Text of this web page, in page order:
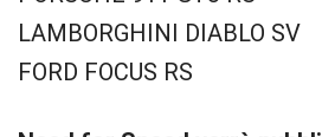
LAMBORGHINI DIABLO SV
FORD FOCUS RS